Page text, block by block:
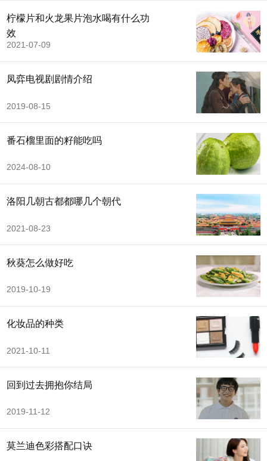
柠檬片和火龙果片泡水喝有什么功
效
2021-07-09
凤弈电视剧剧情介绍
2019-08-15
番石榴里面的籽能吃吗
2024-08-10
洛阳几朝古都都哪几个朝代
2021-08-23
秋葵怎么做好吃
2019-10-19
化妆品的种类
2021-10-11
回到过去拥抱你结局
2019-11-12
莫兰迪色彩搭配口诀